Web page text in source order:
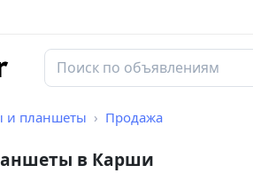
и планшеты Продажа
в Карши